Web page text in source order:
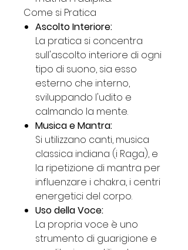
Come si Pratica
Ascolto Interiore:
La pratica si concentra
sull'ascolto interiore di ogni
tipo di suono, sia esso
esterno che interno,
sviluppando l'udito e
calmando la mente.
Musica e Mantra:
Si utilizzano canti, musica
classica indiana (i Raga), e
la ripetizione di mantra per
influenzare i chakra, i centri
energetici del corpo.
Uso della Voce:
La propria voce è uno
strumento di guarigione e